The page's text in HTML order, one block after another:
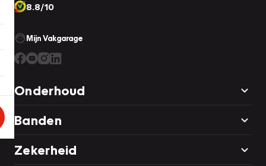
8.8/10
Mijn Vakgarage
Onderhoud
Banden
Zekerheid